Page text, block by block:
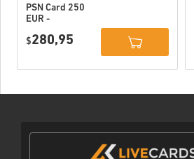
PSN Card 250
EUR -
Network
$280,95